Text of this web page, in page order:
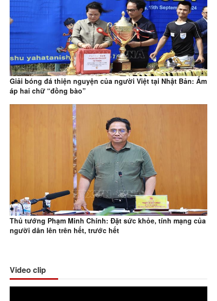
Giải bóng đá thiện nguyện của người Việt tại Nhật Bản: Ấm
áp hai chữ “đồng bào”
Thủ tướng Phạm Minh Chính: Đặt sức khỏe, tính mạng của
người dân lên trên hết, trước hết
Video clip